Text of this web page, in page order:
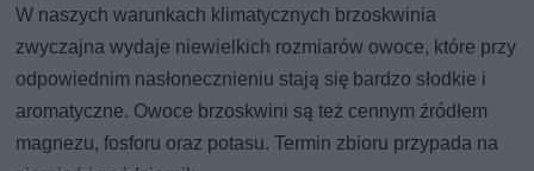
W naszych warunkach klimatycznych brzoskwinia
zwyczajna wydaje niewielkich rozmiarów owoce, które przy
odpowiednim nasłonecznieniu stają się bardzo słodkie i
aromatyczne. Owoce brzoskwini są też cennym źródłem
magnezu, fosforu oraz potasu. Termin zbioru przypada na